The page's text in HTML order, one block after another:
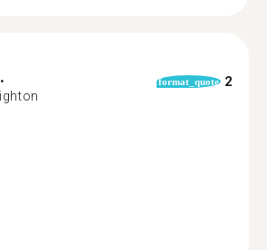
format_quote 2